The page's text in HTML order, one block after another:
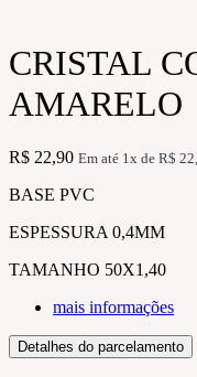
CRISTAL
AMARELO
R$ 22,90 Em até 1x de R$
BASE PVC
ESPESSURA 0,4MM
TAMANHO 50X1,40
mais informações
Detalhes do parcelamento